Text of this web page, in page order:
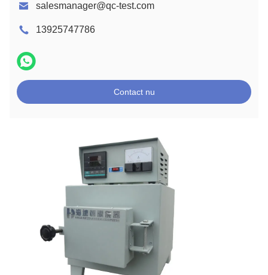
salesmanager@qc-test.com
13925747786
Contact nu